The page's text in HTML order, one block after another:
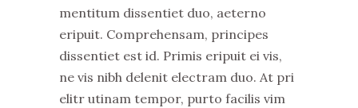
mentitum dissentiet duo, aeterno
eripuit. Comprehensam, principes
dissentiet est id. Primis eripuit ei vis,
ne vis nibh delenit electram duo. At pri
elitr utinam tempor, purto facilis vim